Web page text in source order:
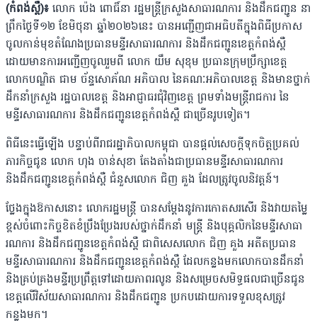
(កំពង់ស្ពឺ)៖ លោក ប៉េង ពោធិ៍នា រដ្ឋមន្រ្តីក្រសួងសាធារណការ និងដឹកជញ្ជូន នា
ព្រឹកថ្ងៃទី១២ ខែមិថុនា ឆ្នាំ២០២៦នេះ បានអញ្ជើញជាអធិបតីក្នុងពិធីប្រកាស
ចូលកាន់មុខតំណែងប្រធានមន្ទីរសាធារណការ និងដឹកជញ្ជូនខេត្តកំពង់ស្ពឺ
ដោយមានការអញ្ជើញចូលរួមពី លោក យឹម សុខុម ប្រធានក្រុមប្រឹក្សាខេត្ត
លោកបណ្ឌិត ជាម ច័ន្ទសោភ័ណ អភិបាល នៃគណៈអភិបាលខេត្ត និងមានថ្នាក់
ដឹកនាំក្រសួង រដ្ឋបាលខេត្ត និងអាជ្ញាធរជុំវិញខេត្ត ព្រមទាំងមន្រ្តីរាជការ នៃ
មន្ទីរសាធារណការ និងដឹកជញ្ជូនខេត្តកំពង់ស្ពឺ ជាច្រើនរូបទៀត។
ពិធីនេះធ្វើឡើង បន្ទាប់ពីរាជរដ្ឋាភិបាលកម្ពុជា បានផ្តល់សេចក្ដីទុកចិត្តប្រគល់
ភារកិច្ចជូន លោក ហុង ចាន់សុខា តែងតាំងជាប្រធានមន្ទីរសាធារណការ
និងដឹកជញ្ជូនខេត្តកំពង់ស្ពឺ ជំនួសលោក ជិញ គួង ដែលត្រូវចូលនិវត្តន៍។
ថ្លែងក្នុងឱកាសនោះ លោករដ្ឋមន្រ្តី បានសម្តែងនូវការកោតសរសើរ និងវាយតម្លៃ
ខ្ពស់ចំពោះកិច្ចខិតខំប្រឹងប្រែងរបស់ថ្នាក់ដឹកនាំ មន្រ្តី និងបុគ្គលិកនៃមន្ទីរសាធា
រណការ និងដឹកជញ្ជូនខេត្តកំពង់ស្ពឺ ជាពិសេសលោក ជិញ គួង អតីតប្រធាន
មន្ទីរសាធារណការ និងដឹកជញ្ជូនខេត្តកំពង់ស្ពឺ ដែលកន្លងមកលោកបានដឹកនាំ
និងគ្រប់គ្រងមន្ទីរប្រព្រឹត្តទៅដោយភាពរលូន និងសម្រេចសមិទ្ធផលជាច្រើនជូន
ខេត្តលើវិស័យសាធារណការ និងដឹកជញ្ជូន ប្រកបដោយការទទួលខុសត្រូវ
កន្លងមក។